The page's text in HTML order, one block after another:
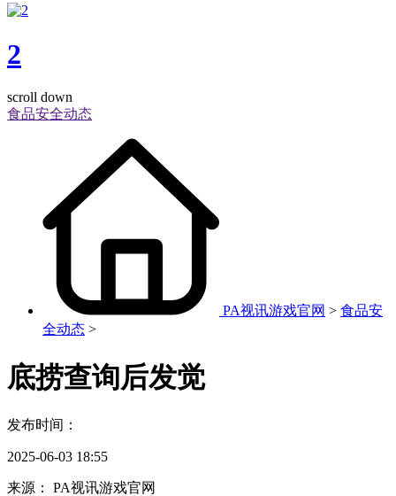
2
scroll down
食品安全动态
PA视讯游戏官网 > 食品安
全动态 >
底捞查询后发觉
发布时间：
2025-06-03 18:55
来源： PA视讯游戏官网